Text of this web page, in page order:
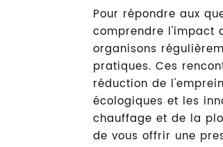
Pour répondre aux
comprendre l'impact
organisons
pratiques. Ces
réduction de
écologiques et les
chauffage et de la
de vous offrir une